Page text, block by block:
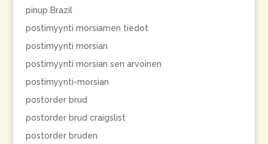
pinup Brazil
postimyynti morsiamen tiedot
postimyynti morsian
postimyynti morsian sen arvoinen
postimyynti-morsian
postorder brud
postorder brud craigslist
postorder bruden